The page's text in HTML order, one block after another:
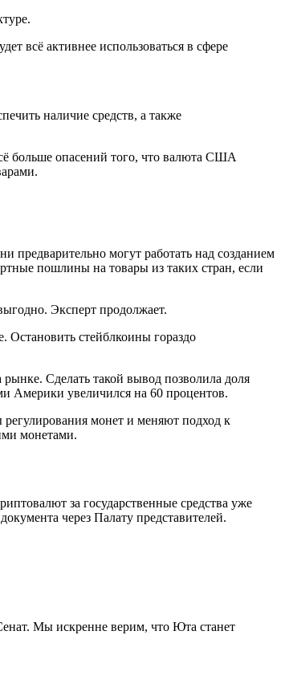
всё активнее использоваться в сфере
наличие средств, а также
больше опасений того, что валюта США
предварительно могут работать над созданием
пошлины на товары из таких стран, если
Эксперт продолжает.
Остановить стейблкоины гораздо
Сделать такой вывод позволила доля
Америки увеличился на 60 процентов.
монет и меняют подход к
монетами.
за государственные средства уже
через Палату представителей.
Мы искренне верим, что Юта станет